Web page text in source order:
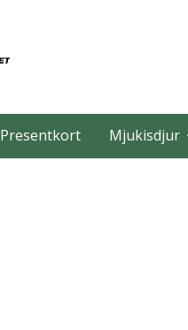
Presentkort Mjukisdjur